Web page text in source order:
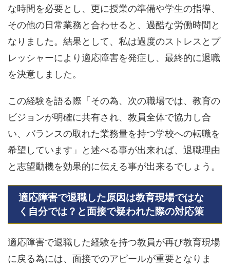
な時間を必要とし、更に授業の準備や学生の指導、
その他の日常業務と合わせると、過酷な労働時間と
なりました。結果として、私は過度のストレスとプ
レッシャーにより適応障害を発症し、最終的に退職
を決意しました。
この経験を語る際「その為、次の職場では、教育の
ビジョンが明確に共有され、教員全体で協力し合
い、バランスの取れた業務量を持つ学校への転職を
希望しています」と述べる事が出来れば、退職理由
と志望動機を効果的に伝える事が出来るでしょう。
適応障害で退職した原因は教育現場ではな
く自分では？と面接で疑われた際の対応策
適応障害で退職した経験を持つ教員が再び教育現場
に戻る為には、面接でのアピールが重要となりま